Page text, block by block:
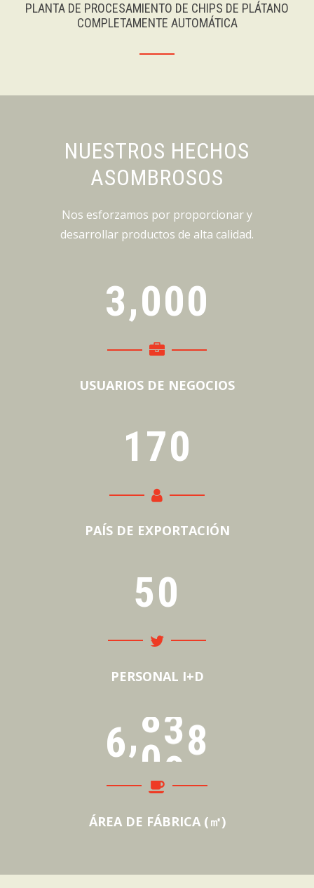
PLANTA DE PROCESAMIENTO DE CHIPS DE PLÁTANO
COMPLETAMENTE AUTOMÁTICA
NUESTROS HECHOS
ASOMBROSOS
Nos esforzamos por proporcionar y
desarrollar productos de alta calidad.
3,000
USUARIOS DE NEGOCIOS
170
PAÍS DE EXPORTACIÓN
50
PERSONAL I+D
6,000
ÁREA DE FÁBRICA (㎡)